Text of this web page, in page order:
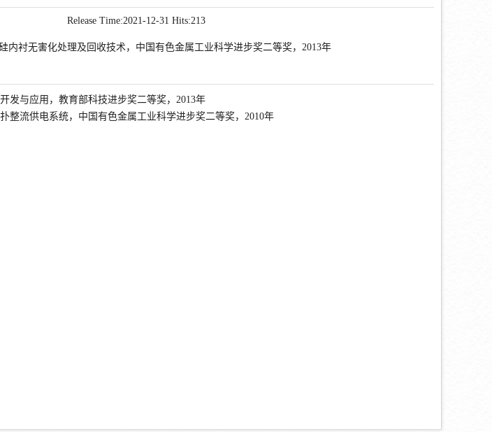
Release Time:2021-12-31 Hits:213
内衬无害化处理及回收技术，中国有色金属工业科学进步奖二等奖，2013年
发与应用，教育部科技进步奖二等奖，2013年
整流供电系统，中国有色金属工业科学进步奖二等奖，2010年